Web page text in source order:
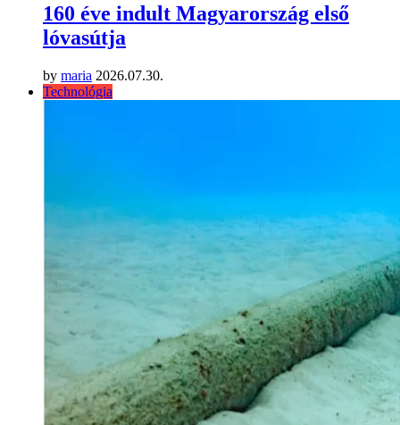
160 éve indult Magyarország első
lóvasútja
by maria 2026.07.30.
Technológia